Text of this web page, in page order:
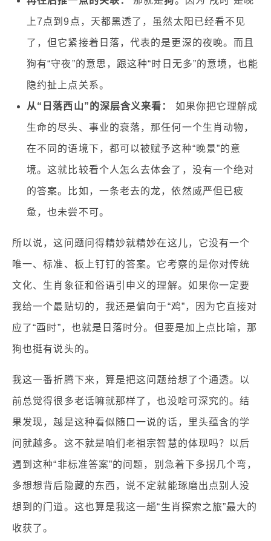
上7点到9点，天都黑透了，虽然太阳已经看不见
了，但它紧接着日落，代表的是更深的夜晚。而且
狗有“守夜”的意思，跟这种“时日无多”的意境，也能
隐约扯上点关系。
从“日落西山”的深层含义来看： 如果你把它理解成
生命的尽头、事业的衰落，那任何一个生肖动物，
在不同的语境下，都可以被赋予这种“晚景”的意
境。这就比较看个人怎么去体会了，没有一个绝对
的答案。比如，一条老去的龙，依然威严但已疲
惫，也未尝不可。
所以说，这问题问得精妙就精妙在这儿，它没有一个
唯一、标准、板上钉钉的答案。它考察的是你对传统
文化、生肖象征和俗语引申义的理解。如果你一定要
我给一个最贴切的，我还是偏向于“鸡”，因为它直接对
应了“酉时”，也就是日落时分。但要是加上点比喻，那
狗也挺有说头的。
我这一番折腾下来，算是把这问题给想了个通透。以
前总觉得很多老话嘛就那样了，也没啥可深究的。结
果发现，越是这种看似随口一说的话，里头蕴含的学
问就越多。这不就是咱们老祖宗智慧的体现吗？以后
遇到这种“非标准答案”的问题，别急着下多拐几个弯，
多想想背后隐藏的东西，说不定就能琢磨出点别人没
想到的门道。这也算是我这一趟“生肖探索之旅”最大的
收获了。